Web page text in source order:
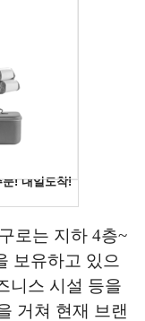
로는 지하 4층~
보유하고 있으
니스 시설 등을
거쳐 현재 브랜